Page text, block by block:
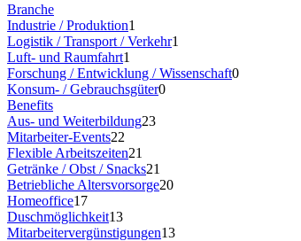
Branche
Industrie / Produktion1
Logistik / Transport / Verkehr1
Luft- und Raumfahrt1
Forschung / Entwicklung / Wissenschaft0
Konsum- / Gebrauchsgüter0
Benefits
Aus- und Weiterbildung23
Mitarbeiter-Events22
Flexible Arbeitszeiten21
Getränke / Obst / Snacks21
Betriebliche Altersvorsorge20
Homeoffice17
Duschmöglichkeit13
Mitarbeitervergünstigungen13